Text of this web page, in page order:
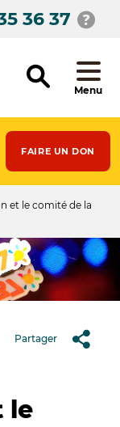
36 37
Menu
FAIRE UN DON
et le comité de la
Partager
le